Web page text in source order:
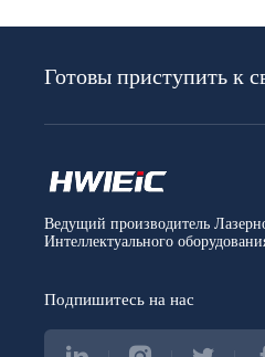
Готовы приступить к
Ведущий производитель
Интеллектуального
Подпишитесь на нас